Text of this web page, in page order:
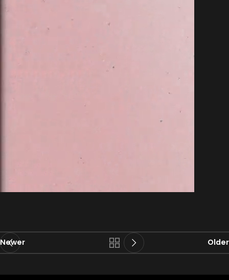
Newer Older